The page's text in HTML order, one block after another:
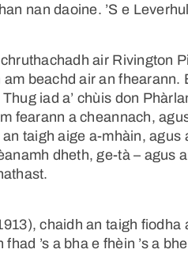
nan daoine. ’S e
air Rivington
beachd air an fhearann.
iad a’ chùis don
fearann a cheannach,
taigh aige a-mhàin,
dheth, ge-tà – agus
chaidh an taigh fiodha
’s a bha e fhèin ’s a